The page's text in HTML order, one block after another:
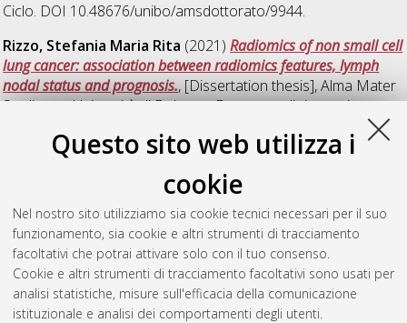
Questo sito web utilizza i
cookie
Nel nostro sito utilizziamo sia cookie tecnici necessari per il suo
funzionamento, sia cookie e altri strumenti di tracciamento
facoltativi che potrai attivare solo con il tuo consenso.
Cookie e altri strumenti di tracciamento facoltativi sono usati per
analisi statistiche, misure sull'efficacia della comunicazione
istituzionale e analisi dei comportamenti degli utenti.
Ciclo. DOI 10.48676/unibo/amsdottorato/9944.
Rizzo, Stefania Maria Rita (2021)Radiomics of non small cell
lung cancer: association between radiomics features, lymph
nodal status and prognosis., [Dissertation thesis], Alma Mater
Studiorum Università di Bologna. Dottorato di ricerca in
10.6092/unibo/amsdottorato/9504.
Proton radiotherapy: a therapeutic
opportunity for pediatric brain tumor patients
thesis], Alma Mater Studiorum Università di Bologna.
Dottorato di ricerca inOncologia, ematologia e patologia
Ciclo. DOI 10.48676/unibo/amsdottorato/9567.
Questa lista e' stata generata ilFri Aug 7 20:42:04 2026 CEST